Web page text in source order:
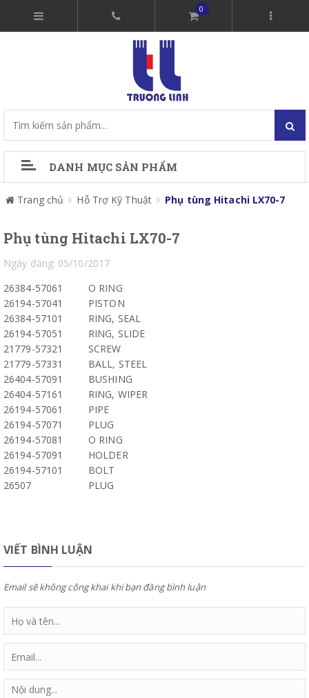
0
DANH MỤC SẢN PHẨM
Trang chủ Hỗ Trợ Kỹ Thuật Phụ tùng Hitachi LX70-7
Phụ tùng Hitachi LX70-7
Ngày đăng: 05/10/2017
26384-57061
O RING
26194-57041
PISTON
26384-57101
RING, SEAL
26194-57051
RING, SLIDE
21779-57321
SCREW
21779-57331
BALL, STEEL
26404-57091
BUSHING
26404-57161
RING, WIPER
26194-57061
PIPE
26194-57071
PLUG
26194-57081
O RING
26194-57091
HOLDER
26194-57101
BOLT
26507
PLUG
VIẾT BÌNH LUẬN
Email sẽ không công khai khi bạn đăng bình luận